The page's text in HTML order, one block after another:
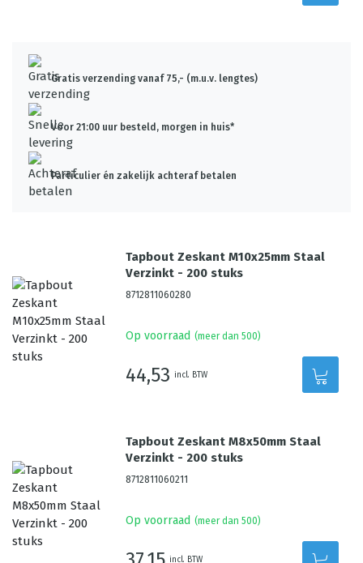
Gratis verzending vanaf 75,- (m.u.v. lengtes)
Voor 21:00 uur besteld, morgen in huis*
Particulier én zakelijk achteraf betalen
Tapbout Zeskant M10x25mm Staal
Verzinkt - 200 stuks
8712811060280
Op voorraad (meer dan 500)
44,53 incl. BTW
Tapbout Zeskant M8x50mm Staal
Verzinkt - 200 stuks
8712811060211
Op voorraad (meer dan 500)
incl. BTW